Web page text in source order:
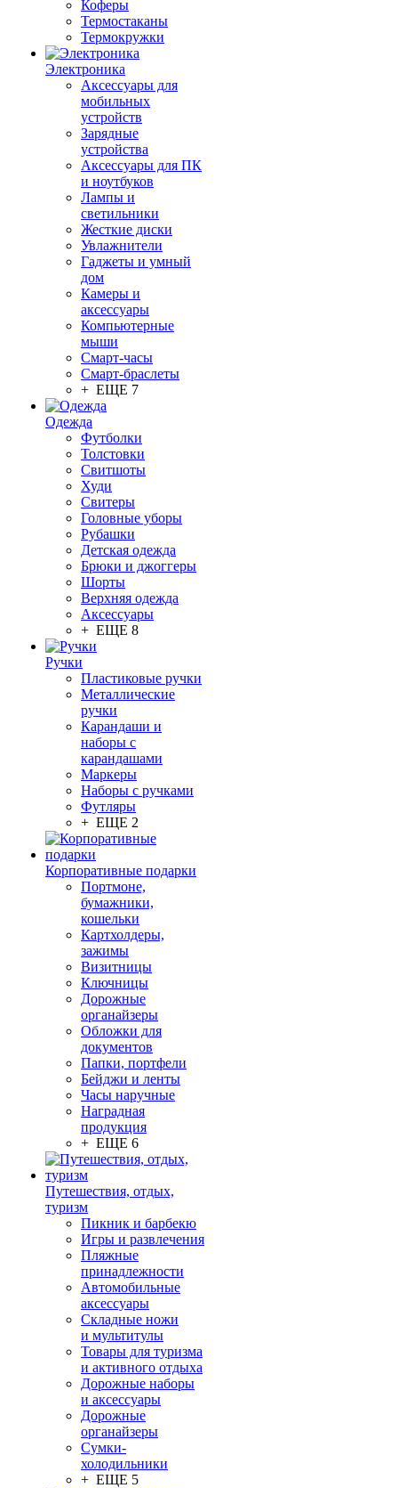
Коферы
Термостаканы
Термокружки
Электроника
Аксессуары для
мобильных
устройств
Зарядные
устройства
Аксессуары для ПК
и ноутбуков
Лампы и
светильники
Жесткие диски
Увлажнители
Гаджеты и умный
дом
Камеры и
аксессуары
Компьютерные
мыши
Смарт-часы
Смарт-браслеты
+ ЕЩЕ 7
Одежда
Футболки
Толстовки
Свитшоты
Худи
Свитеры
Головные уборы
Рубашки
Детская одежда
Брюки и джоггеры
Шорты
Верхняя одежда
Аксессуары
+ ЕЩЕ 8
Ручки
Пластиковые ручки
Металлические
ручки
Карандаши и
наборы с
карандашами
Маркеры
Наборы с ручками
Футляры
+ ЕЩЕ 2
Корпоративные подарки
Портмоне,
бумажники,
кошельки
Картхолдеры,
зажимы
Визитницы
Ключницы
Дорожные
органайзеры
Обложки для
документов
Папки, портфели
Бейджи и ленты
Часы наручные
Наградная
продукция
+ ЕЩЕ 6
Путешествия, отдых,
туризм
Пикник и барбекю
Игры и развлечения
Пляжные
принадлежности
Автомобильные
аксессуары
Складные ножи
и мультитулы
Товары для туризма
и активного отдыха
Дорожные наборы
и аксессуары
Дорожные
органайзеры
Сумки-
холодильники
+ ЕЩЕ 5